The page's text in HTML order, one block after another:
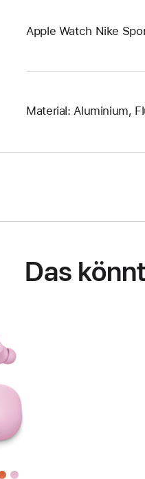
Apple Watch Nike
Material: Aluminium,
Das